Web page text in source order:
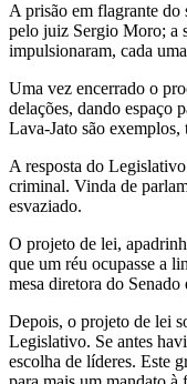
A prisão em flagrante do
pelo juiz Sergio Moro; a
impulsionaram, cada
Uma vez encerrado o
delações, dando espaço
Lava-Jato são
A resposta do
criminal. Vinda de
esvaziado.
O projeto de lei,
que um réu ocupasse a
mesa diretora do
Depois, o projeto de lei
Legislativo. Se antes
escolha de líderes. Este